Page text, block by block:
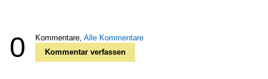
0 Kommentare, Alle Kommentare
Kommentar verfassen